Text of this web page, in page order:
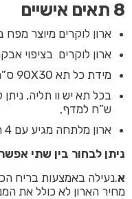
8 תאים אישיים
ארון לוקרים מיוצר מפח בעובי
ארון לוקרים בציפוי אבקת
מידת כל תא 90X30 ס”מ. ארון לוקרים מגיע ללא מדף בתאים.
ש”ח למדף,
ארון מלתחה מגיע עם 4 רגליות פלסטיק.
ניתן לבחור בין שתי
א.נעילה באמצעות בריח
מחיר הארון לא כולל את